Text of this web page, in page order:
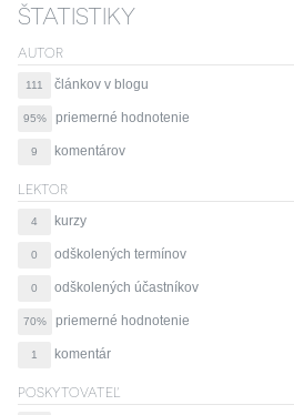
ŠTATISTIKY
AUTOR
111 článkov v blogu
95% priemerné hodnotenie
9 komentárov
LEKTOR
4 kurzy
0 odškolených termínov
0 odškolených účastníkov
70% priemerné hodnotenie
1 komentár
POSKYTOVATEĽ